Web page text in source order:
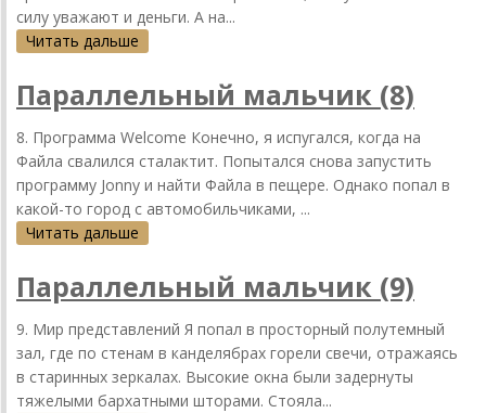
силу уважают и деньги. А на...
Читать дальше
Параллельный мальчик (8)
8. Программа Welcome Конечно, я испугался, когда на
Файла свалился сталактит. Попытался снова запустить
программу Jonny и найти Файла в пещере. Однако попал в
какой-то город с автомобильчиками, ...
Читать дальше
Параллельный мальчик (9)
9. Мир представлений Я попал в просторный полутемный
зал, где по стенам в канделябрах горели свечи, отражаясь
в старинных зеркалах. Высокие окна были задернуты
тяжелыми бархатными шторами. Стояла...